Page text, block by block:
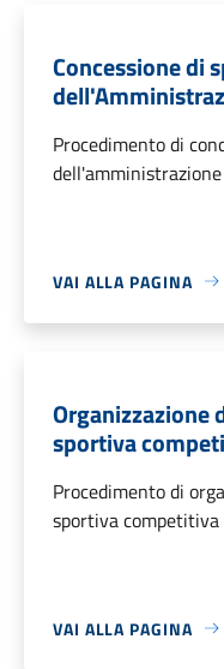
Concessione di
Procedimento di
VAI ALLA PAGINA
Organizzazione
sportiva
Procedimento di
sportiva
VAI ALLA PAGINA